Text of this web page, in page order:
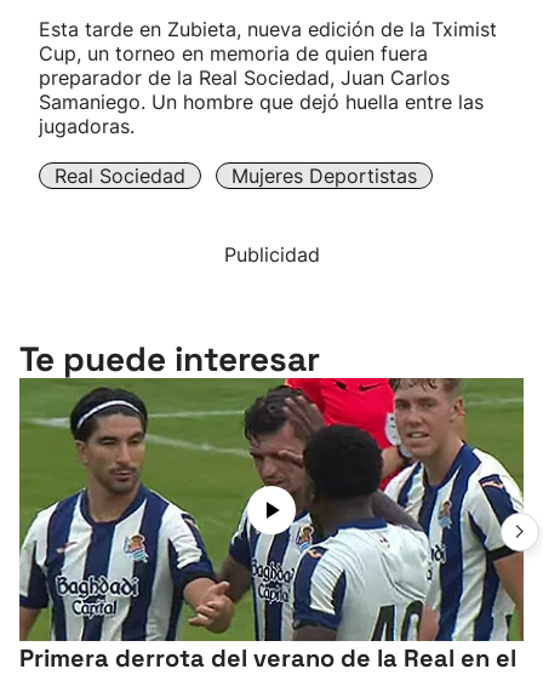
"Helmuga"
Esta tarde en Zubieta, nueva edición de la Tximist
Cup, un torneo en memoria de quien fuera
preparador de la Real Sociedad, Juan Carlos
Samaniego. Un hombre que dejó huella entre las
jugadoras.
Real Sociedad Mujeres Deportistas
Publicidad
Te puede interesar
Primera derrota del verano de la Real en el